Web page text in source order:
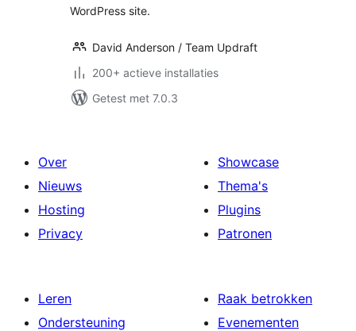
WordPress site.
David Anderson / Team Updraft
200+ actieve installaties
Getest met 7.0.3
Over
Nieuws
Hosting
Privacy
Showcase
Thema's
Plugins
Patronen
Leren
Ondersteuning
Raak betrokken
Evenementen